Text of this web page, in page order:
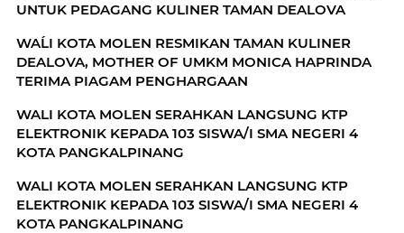
UNTUK PEDAGANG KULINER TAMAN DEALOVA
WAĹI KOTA MOLEN RESMIKAN TAMAN KULINER
DEALOVA, MOTHER OF UMKM MONICA HAPRINDA
TERIMA PIAGAM PENGHARGAAN
WALI KOTA MOLEN SERAHKAN LANGSUNG KTP
ELEKTRONIK KEPADA 103 SISWA/I SMA NEGERI 4
KOTA PANGKALPINANG
WALI KOTA MOLEN SERAHKAN LANGSUNG KTP
ELEKTRONIK KEPADA 103 SISWA/I SMA NEGERI 4
KOTA PANGKALPINANG